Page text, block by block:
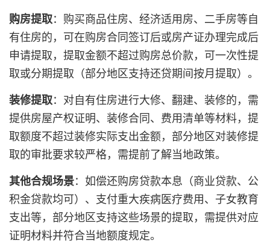
购房提取：购买商品住房、经济适用房、二手房等自
有住房的，可在购房合同签订后或房产证办理完成后
申请提取，提取金额不超过购房总价款，可一次性提
取或分期提取（部分地区支持还贷期间按月提取）。
装修提取：对自有住房进行大修、翻建、装修的，需
提供房屋产权证明、装修合同、费用清单等材料，提
取额度不超过装修实际支出金额，部分地区对装修提
取的审批要求较严格，需提前了解当地政策。
其他合规场景：如偿还购房贷款本息（商业贷款、公
积金贷款均可）、支付重大疾病医疗费用、子女教育
支出等，部分地区支持这些场景的提取，需提供对应
证明材料并符合当地额度规定。